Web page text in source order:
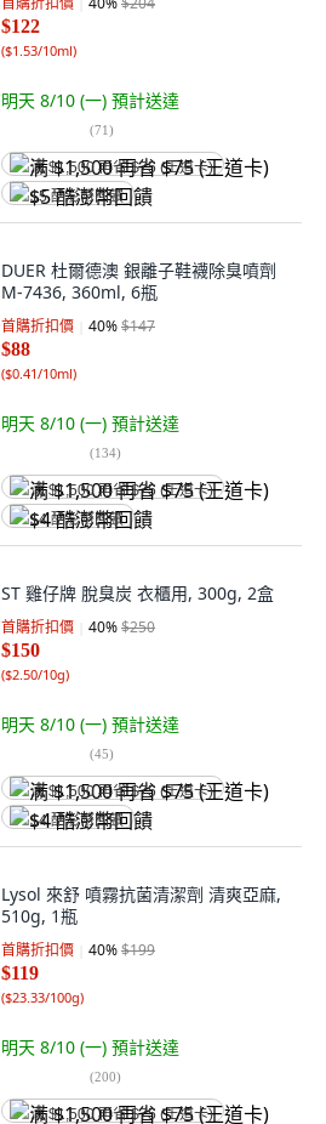
$122
($1.53/10ml)
明天 8/10 (一) 預計送達
(71)
满 $1,500 再省 $75 (王道卡)
$5 酷澎幣回饋
DUER 杜爾德澳 銀離子鞋襪除臭噴劑
M-7436, 360ml, 6瓶
首購折扣價 40%$147
$88
($0.41/10ml)
明天 8/10 (一) 預計送達
(134)
满 $1,500 再省 $75 (王道卡)
$4 酷澎幣回饋
ST 雞仔牌 脫臭炭 衣櫃用, 300g, 2盒
首購折扣價 40%$250
$150
($2.50/10g)
明天 8/10 (一) 預計送達
(45)
满 $1,500 再省 $75 (王道卡)
$4 酷澎幣回饋
Lysol 來舒 噴霧抗菌清潔劑 清爽亞麻,
510g, 1瓶
首購折扣價 40%$199
$119
($23.33/100g)
明天 8/10 (一) 預計送達
(200)
满 $1,500 再省 $75 (王道卡)